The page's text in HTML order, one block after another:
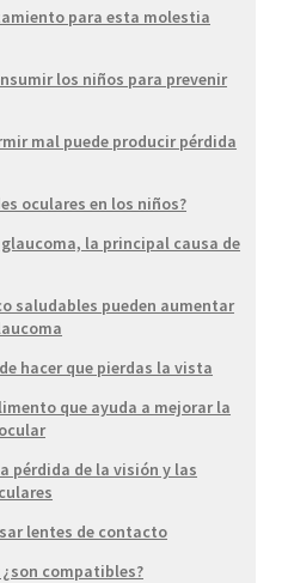
para esta molestia
los niños para prevenir
mal puede producir pérdida
oculares en los niños?
la principal causa de
saludables pueden aumentar
hacer que pierdas la vista
que ayuda a mejorar la
pérdida de la visión y las
lentes de contacto
compatibles?